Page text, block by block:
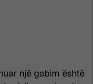
një gabim është